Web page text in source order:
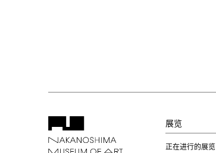
展览
正在进行的展览